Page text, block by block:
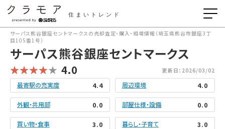
住まいトレンド
サーパス熊谷銀座セントマークスの売却査定・購入・相場情報（埼玉県熊谷市銀座3丁
目105番1号）
サーパス熊谷銀座セントマークス
4.0 更新日：2026/03/02
最寄駅の充実度 4.4 周辺環境 4.0
外観・共用部 0.0 部屋仕様・設備 0.0
買い物・食事 3.0 暮らし・子育て 3.0